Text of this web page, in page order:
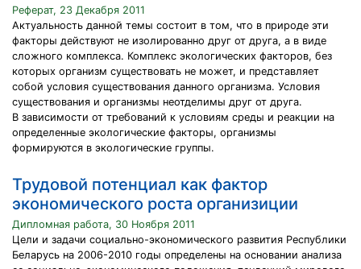
Реферат, 23 Декабря 2011
Актуальность данной темы состоит в том, что в природе эти
факторы действуют не изолированно друг от друга, а в виде
сложного комплекса. Комплекс экологических факторов, без
которых организм существовать не может, и представляет
собой условия существования данного организма. Условия
существования и организмы неотделимы друг от друга.
В зависимости от требований к условиям среды и реакции на
определенные экологические факторы, организмы
формируются в экологические группы.
Трудовой потенциал как фактор
экономического роста организиции
Дипломная работа, 30 Ноября 2011
Цели и задачи социально-экономического развития Республики
Беларусь на 2006-2010 годы определены на основании анализа